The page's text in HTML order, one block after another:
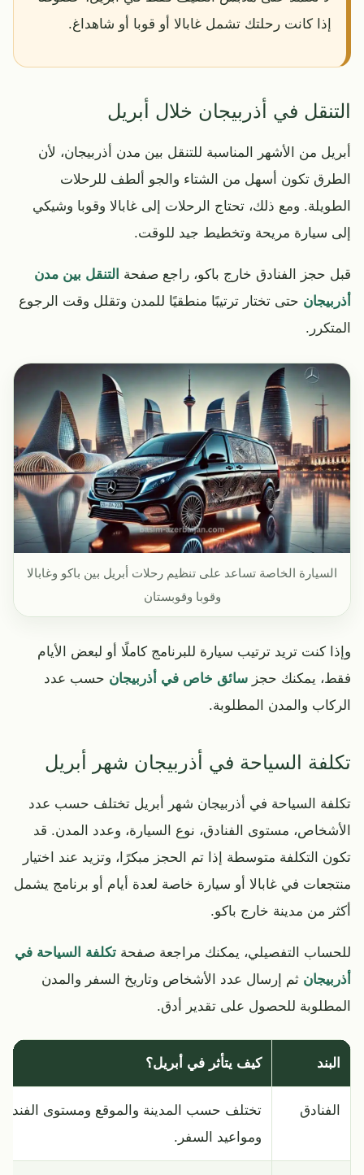
إذا كانت رحلتك تشمل غابالا أو قوبا أو شاهداغ.
التنقل في أذربيجان خلال أبريل
أبريل من الأشهر المناسبة للتنقل بين مدن أذربيجان، لأن
الطرق تكون أسهل من الشتاء والجو ألطف للرحلات
الطويلة. ومع ذلك، تحتاج الرحلات إلى غابالا وقوبا وشيكي
إلى سيارة مريحة وتخطيط جيد للوقت.
قبل حجز الفنادق خارج باكو، راجع صفحة التنقل بين مدن
أذربيجان حتى تختار ترتيبًا منطقيًا للمدن وتقلل وقت الرجوع
المتكرر.
السيارة الخاصة تساعد على تنظيم رحلات أبريل بين باكو وغابالا
وقوبا وقوبستان
وإذا كنت تريد ترتيب سيارة للبرنامج كاملًا أو لبعض الأيام
فقط، يمكنك حجز سائق خاص في أذربيجان حسب عدد
الركاب والمدن المطلوبة.
تكلفة السياحة في أذربيجان شهر أبريل
تكلفة السياحة في أذربيجان شهر أبريل تختلف حسب عدد
الأشخاص، مستوى الفنادق، نوع السيارة، وعدد المدن. قد
تكون التكلفة متوسطة إذا تم الحجز مبكرًا، وتزيد عند اختيار
منتجعات في غابالا أو سيارة خاصة لعدة أيام أو برنامج يشمل
أكثر من مدينة خارج باكو.
للحساب التفصيلي، يمكنك مراجعة صفحة تكلفة السياحة في
أذربيجان ثم إرسال عدد الأشخاص وتاريخ السفر والمدن
المطلوبة للحصول على تقدير أدق.
البند كيف يتأثر في أبريل؟
الفنادق
تختلف حسب المدينة والموقع ومستوى الفندق
ومواعيد السفر.